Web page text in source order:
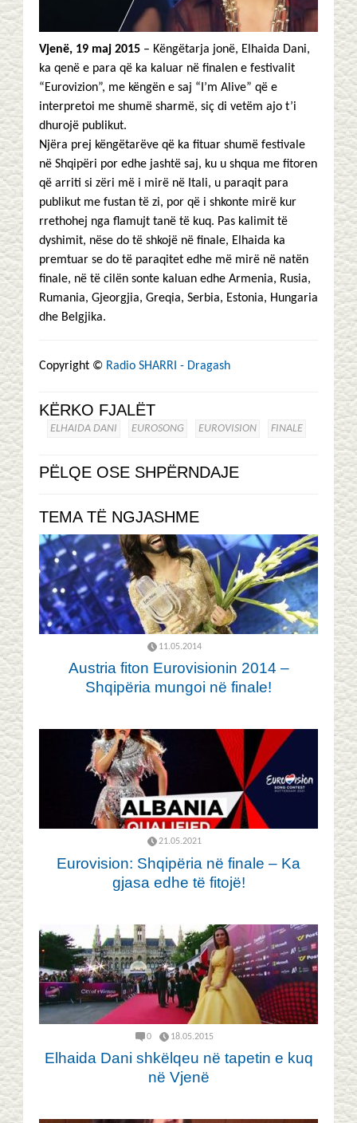
Vjenë, 19 maj 2015 – Këngëtarja jonë, Elhaida Dani,
ka qenë e para që ka kaluar në finalen e festivalit
“Eurovizion”, me këngën e saj “I’m Alive” që e
interpretoi me shumë sharmë, siç di vetëm ajo t’i
dhurojë publikut.
Njëra prej këngëtarëve që ka fituar shumë festivale
në Shqipëri por edhe jashtë saj, ku u shqua me fitoren
që arriti si zëri më i mirë në Itali, u paraqit para
publikut me fustan të zi, por që i shkonte mirë kur
rrethohej nga flamujt tanë të kuq. Pas kalimit të
dyshimit, nëse do të shkojë në finale, Elhaida ka
premtuar se do të paraqitet edhe më mirë në natën
finale, në të cilën sonte kaluan edhe Armenia, Rusia,
Rumania, Gjeorgjia, Greqia, Serbia, Estonia, Hungaria
dhe Belgjika.
Copyright © Radio SHARRI - Dragash
KËRKO FJALËT
ELHAIDA DANI EUROSONG EUROVISION FINALE
PËLQE OSE SHPËRNDAJE
TEMA TË NGJASHME
11.05.2014
Austria fiton Eurovisionin 2014 –
Shqipëria mungoi në finale!
21.05.2021
Eurovision: Shqipëria në finale – Ka
gjasa edhe të fitojë!
0 18.05.2015
Elhaida Dani shkëlqeu në tapetin e kuq
në Vjenë